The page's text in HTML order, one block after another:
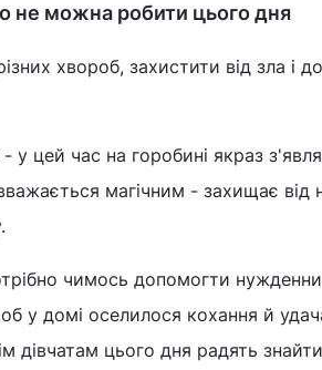
не можна робити цього дня
хвороб, захистити від зла і
у цей час на горобині якраз
магічним - захищає від
чимось допомогти
у домі оселилося кохання й
дівчатам цього дня радять знайти